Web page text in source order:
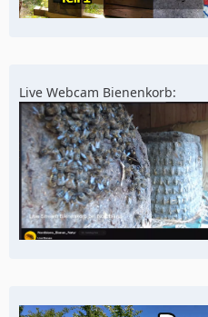
Live Webcam Bienenkorb: